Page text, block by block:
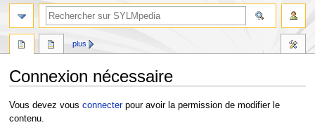
Connexion nécessaire
Aller
à
Aller
à
Vous devez vous connecterpour avoir la permission de modifier le
contenu.
plus